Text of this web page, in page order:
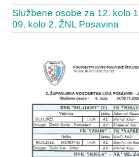
Službene osobe za 12. kolo
09. kolo 2. ŽNL Posavina